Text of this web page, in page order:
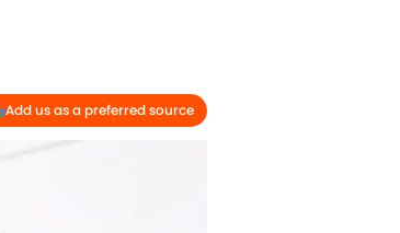
Add us as a preferred source